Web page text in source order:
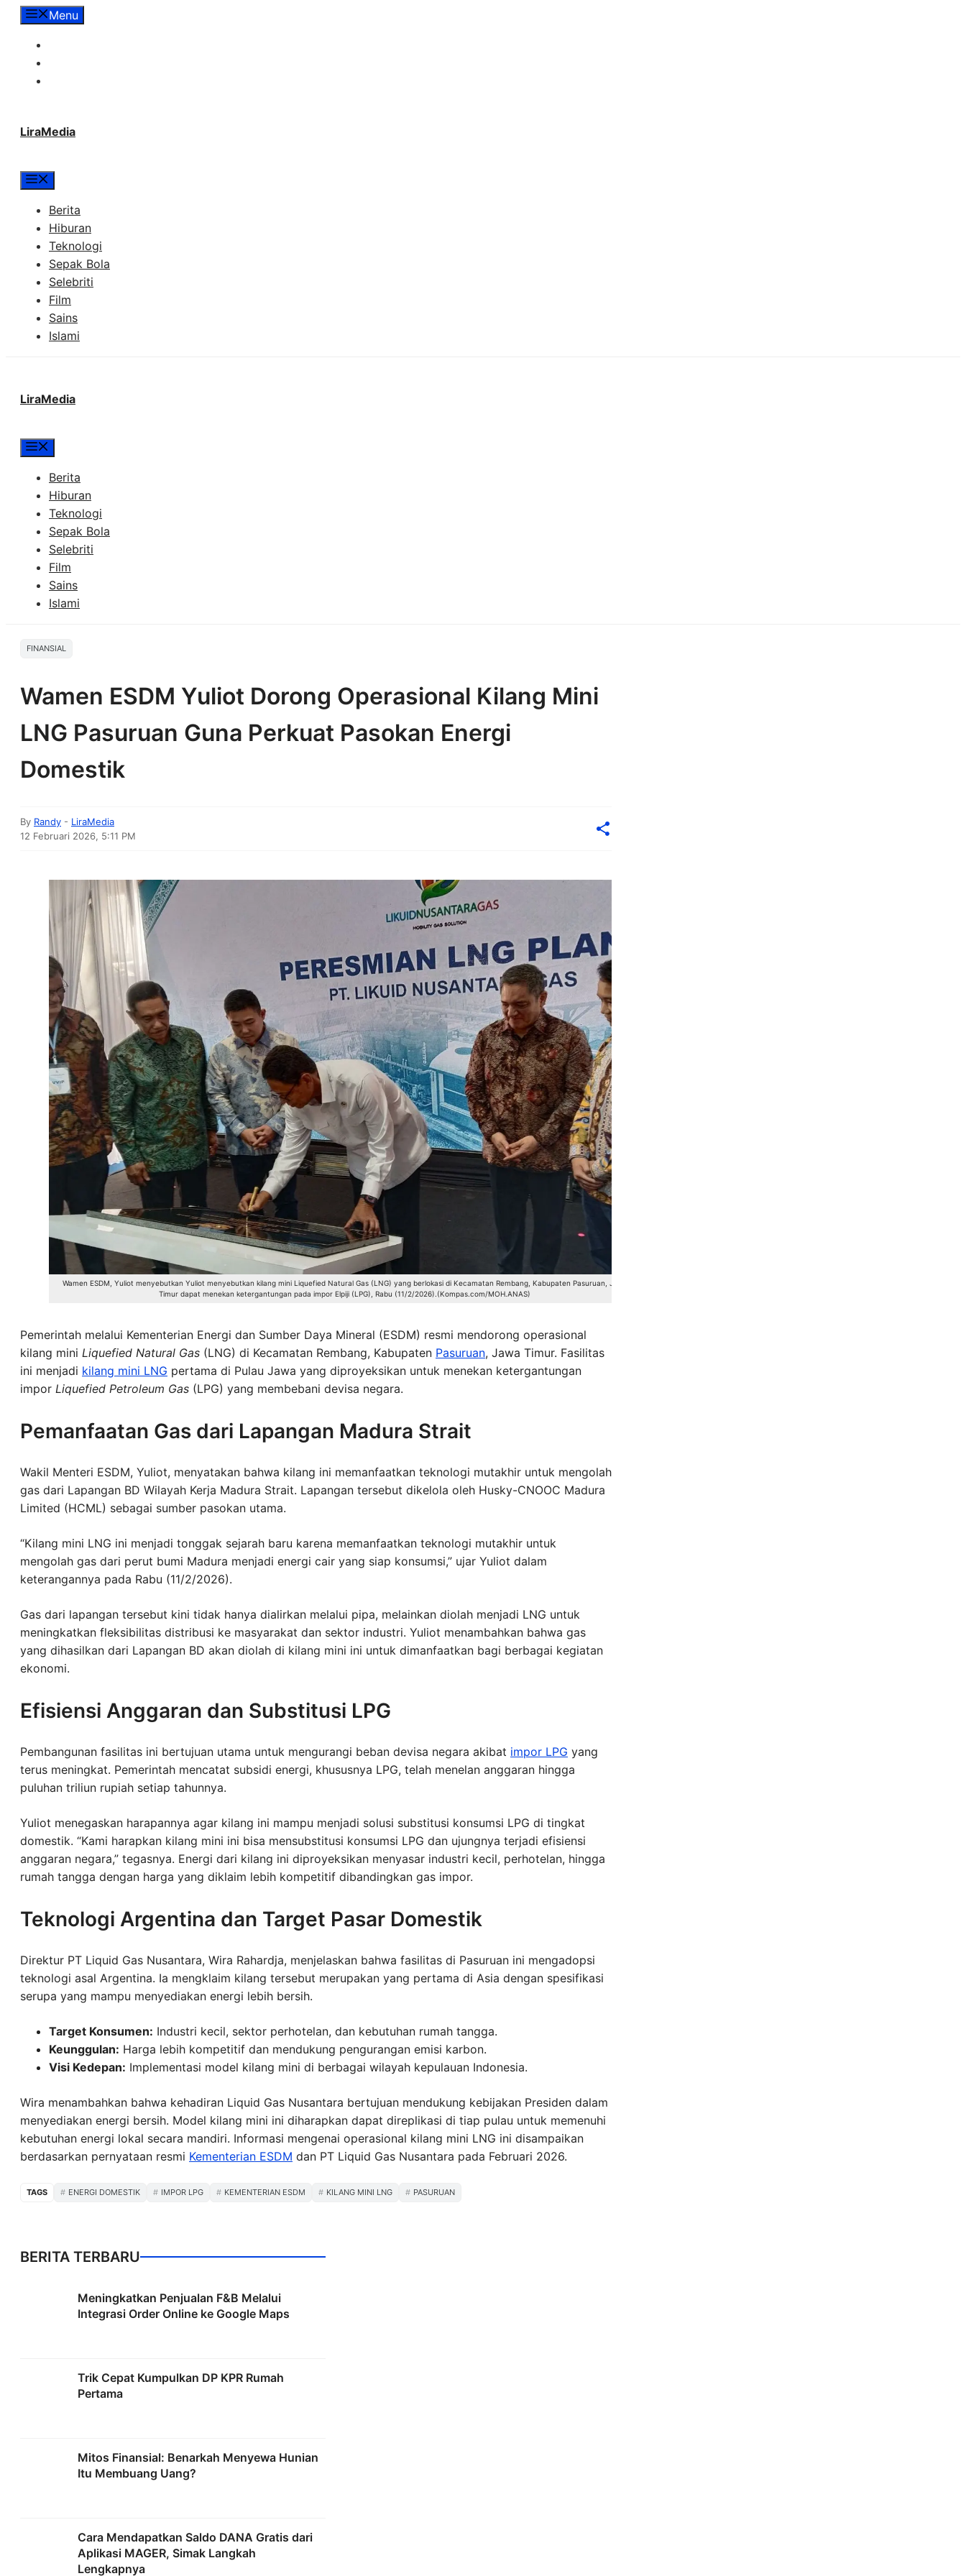
LangsungMenu
LiraMedia
Berita
Hiburan
Teknologi
Sepak Bola
Selebriti
Film
Sains
Islami
LiraMedia
Berita
Hiburan
Teknologi
Sepak Bola
Selebriti
Film
Sains
Islami
FINANSIAL
Wamen ESDM Yuliot Dorong Operasional Kilang Mini
LNG Pasuruan Guna Perkuat Pasokan Energi
Domestik
By Randy - LiraMedia
12 Februari 2026, 5:11 PM
Wamen ESDM, Yuliot menyebutkan Yuliot menyebutkan kilang mini Liquefied Natural Gas (LNG) yang berlokasi di Kecamatan Rembang, Kabupaten Pasuruan, Jawa
Timur dapat menekan ketergantungan pada impor Elpiji (LPG), Rabu (11/2/2026).(Kompas.com/MOH.ANAS)
Pemerintah melalui Kementerian Energi dan Sumber Daya Mineral (ESDM) resmi mendorong operasional
kilang mini Liquefied Natural Gas (LNG) di Kecamatan Rembang, Kabupaten Pasuruan, Jawa Timur. Fasilitas
ini menjadi kilang mini LNG pertama di Pulau Jawa yang diproyeksikan untuk menekan ketergantungan
impor Liquefied Petroleum Gas (LPG) yang membebani devisa negara.
Pemanfaatan Gas dari Lapangan Madura Strait
Wakil Menteri ESDM, Yuliot, menyatakan bahwa kilang ini memanfaatkan teknologi mutakhir untuk mengolah
gas dari Lapangan BD Wilayah Kerja Madura Strait. Lapangan tersebut dikelola oleh Husky-CNOOC Madura
Limited (HCML) sebagai sumber pasokan utama.
“Kilang mini LNG ini menjadi tonggak sejarah baru karena memanfaatkan teknologi mutakhir untuk
mengolah gas dari perut bumi Madura menjadi energi cair yang siap konsumsi,” ujar Yuliot dalam
keterangannya pada Rabu (11/2/2026).
Gas dari lapangan tersebut kini tidak hanya dialirkan melalui pipa, melainkan diolah menjadi LNG untuk
meningkatkan fleksibilitas distribusi ke masyarakat dan sektor industri. Yuliot menambahkan bahwa gas
yang dihasilkan dari Lapangan BD akan diolah di kilang mini ini untuk dimanfaatkan bagi berbagai kegiatan
ekonomi.
Efisiensi Anggaran dan Substitusi LPG
Pembangunan fasilitas ini bertujuan utama untuk mengurangi beban devisa negara akibat impor LPG yang
terus meningkat. Pemerintah mencatat subsidi energi, khususnya LPG, telah menelan anggaran hingga
puluhan triliun rupiah setiap tahunnya.
Yuliot menegaskan harapannya agar kilang ini mampu menjadi solusi substitusi konsumsi LPG di tingkat
domestik. “Kami harapkan kilang mini ini bisa mensubstitusi konsumsi LPG dan ujungnya terjadi efisiensi
anggaran negara,” tegasnya. Energi dari kilang ini diproyeksikan menyasar industri kecil, perhotelan, hingga
rumah tangga dengan harga yang diklaim lebih kompetitif dibandingkan gas impor.
Teknologi Argentina dan Target Pasar Domestik
Direktur PT Liquid Gas Nusantara, Wira Rahardja, menjelaskan bahwa fasilitas di Pasuruan ini mengadopsi
teknologi asal Argentina. Ia mengklaim kilang tersebut merupakan yang pertama di Asia dengan spesifikasi
serupa yang mampu menyediakan energi lebih bersih.
Target Konsumen: Industri kecil, sektor perhotelan, dan kebutuhan rumah tangga.
Keunggulan: Harga lebih kompetitif dan mendukung pengurangan emisi karbon.
Visi Kedepan: Implementasi model kilang mini di berbagai wilayah kepulauan Indonesia.
Wira menambahkan bahwa kehadiran Liquid Gas Nusantara bertujuan mendukung kebijakan Presiden dalam
menyediakan energi bersih. Model kilang mini ini diharapkan dapat direplikasi di tiap pulau untuk memenuhi
kebutuhan energi lokal secara mandiri. Informasi mengenai operasional kilang mini LNG ini disampaikan
berdasarkan pernyataan resmi Kementerian ESDM dan PT Liquid Gas Nusantara pada Februari 2026.
TAGS ENERGI DOMESTIK IMPOR LPG KEMENTERIAN ESDM KILANG MINI LNG PASURUAN
BERITA TERBARU
Meningkatkan Penjualan F&B Melalui
Integrasi Order Online ke Google Maps
Trik Cepat Kumpulkan DP KPR Rumah
Pertama
Mitos Finansial: Benarkah Menyewa Hunian
Itu Membuang Uang?
Cara Mendapatkan Saldo DANA Gratis dari
Aplikasi MAGER, Simak Langkah
Lengkapnya